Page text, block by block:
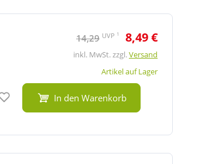
14,29 UVP 1 8,49 €
inkl. MwSt. zzgl.Versand
Artikel auf Lager
Auf den Merkzettel
In den Warenkorb